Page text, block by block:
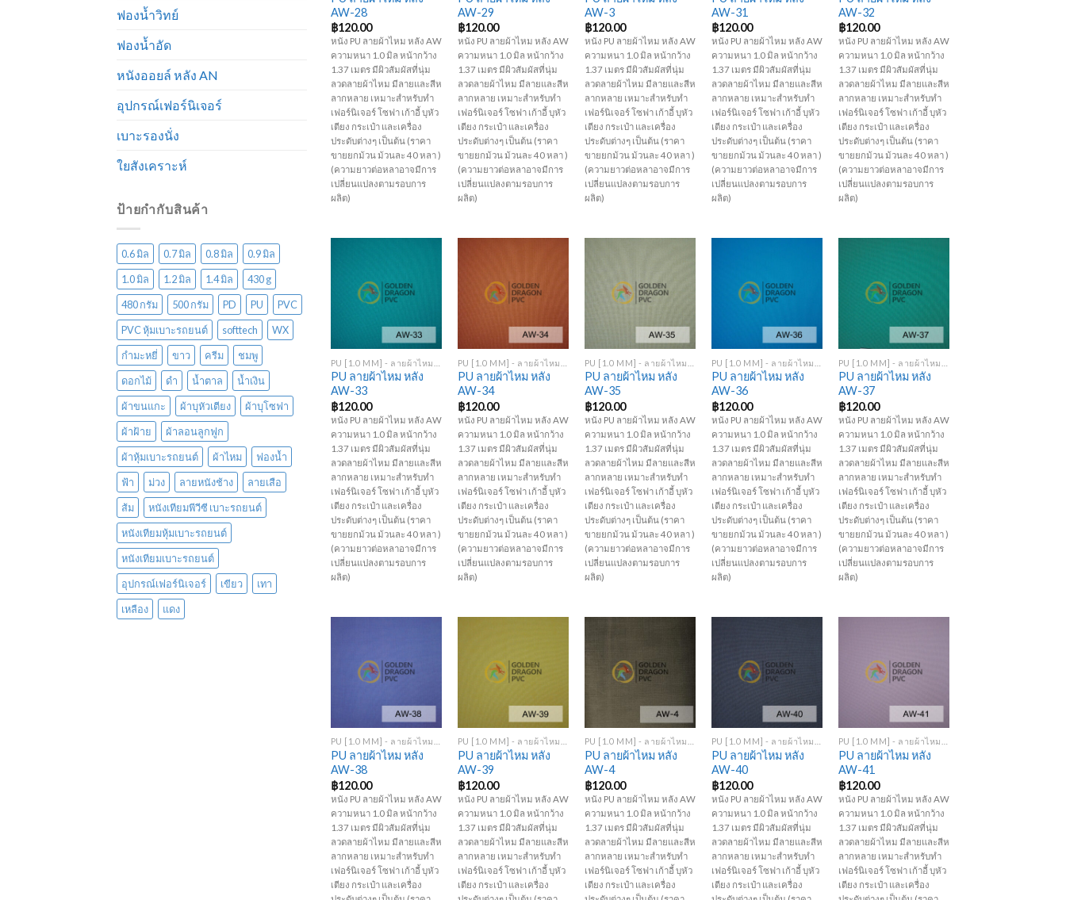
ฟองน้ำวิทย์
ฟองน้ำอัด
หนังออยล์ หลัง AN
อุปกรณ์เฟอร์นิเจอร์
เบาะรองนั่ง
ใยสังเคราะห์
ป้ายกำกับสินค้า
0.6 มิล 0.7 มิล 0.8 มิล
0.9 มิล
1.0 มิล
1.2 มิล 1.4 มิล
430 g
480 กรัม
500 กรัม PD PU
PVC
PVC หุ้มเบาะรถยนต์
softtech
WX
กำมะหยี่
ขาว ครีม
ชมพู
ดอกไม้
ดำ น้ำตาล
น้ำเงิน
ผ้าขนแกะ
ผ้าบุหัวเตียง
ผ้าบุโซฟา
ผ้าฝ้าย
ผ้าลอนลูกฟูก
ผ้าหุ้มเบาะรถยนต์
ผ้าไหม
ฟองน้ำ
ฟ้า
ม่วง ลายหนังช้าง
ลายเสือ
ส้ม
หนังเทียมพีวีซี เบาะรถยนต์
หนังเทียมหุ้มเบาะรถยนต์
หนังเทียมเบาะรถยนต์
อุปกรณ์เฟอร์นิเจอร์
เขียว
เทา
เหลือง
แดง
AW-28
฿120.00
หนัง PU ลายผ้าไหม หลัง AW
ความหนา 1.0 มิล หน้ากว้าง
1.37 เมตร มีผิวสัมผัสที่นุ่ม
ลวดลายผ้าไหม มีลายและสีห
ลากหลาย เหมาะสำหรับทำ
เฟอร์นิเจอร์ โซฟา เก้าอี้ บุหัว
เตียง กระเป๋า และเครื่อง
ประดับต่างๆ เป็นต้น (ราคา
ขายยกม้วน ม้วนละ 40 หลา )
(ความยาวต่อหลาอาจมีการ
เปลี่ยนแปลงตามรอบการ
ผลิต)
AW-29
฿120.00
หนัง PU ลายผ้าไหม หลัง AW
ความหนา 1.0 มิล หน้ากว้าง
1.37 เมตร มีผิวสัมผัสที่นุ่ม
ลวดลายผ้าไหม มีลายและสีห
ลากหลาย เหมาะสำหรับทำ
เฟอร์นิเจอร์ โซฟา เก้าอี้ บุหัว
เตียง กระเป๋า และเครื่อง
ประดับต่างๆ เป็นต้น (ราคา
ขายยกม้วน ม้วนละ 40 หลา )
(ความยาวต่อหลาอาจมีการ
เปลี่ยนแปลงตามรอบการ
ผลิต)
AW-3
฿120.00
หนัง PU ลายผ้าไหม หลัง AW
ความหนา 1.0 มิล หน้ากว้าง
1.37 เมตร มีผิวสัมผัสที่นุ่ม
ลวดลายผ้าไหม มีลายและสีห
ลากหลาย เหมาะสำหรับทำ
เฟอร์นิเจอร์ โซฟา เก้าอี้ บุหัว
เตียง กระเป๋า และเครื่อง
ประดับต่างๆ เป็นต้น (ราคา
ขายยกม้วน ม้วนละ 40 หลา )
(ความยาวต่อหลาอาจมีการ
เปลี่ยนแปลงตามรอบการ
ผลิต)
AW-31
฿120.00
หนัง PU ลายผ้าไหม หลัง AW
ความหนา 1.0 มิล หน้ากว้าง
1.37 เมตร มีผิวสัมผัสที่นุ่ม
ลวดลายผ้าไหม มีลายและสีห
ลากหลาย เหมาะสำหรับทำ
เฟอร์นิเจอร์ โซฟา เก้าอี้ บุหัว
เตียง กระเป๋า และเครื่อง
ประดับต่างๆ เป็นต้น (ราคา
ขายยกม้วน ม้วนละ 40 หลา )
(ความยาวต่อหลาอาจมีการ
เปลี่ยนแปลงตามรอบการ
ผลิต)
AW-32
฿120.00
หนัง PU ลายผ้าไหม หลัง AW
ความหนา 1.0 มิล หน้ากว้าง
1.37 เมตร มีผิวสัมผัสที่นุ่ม
ลวดลายผ้าไหม มีลายและสีห
ลากหลาย เหมาะสำหรับทำ
เฟอร์นิเจอร์ โซฟา เก้าอี้ บุหัว
เตียง กระเป๋า และเครื่อง
ประดับต่างๆ เป็นต้น (ราคา
ขายยกม้วน ม้วนละ 40 หลา )
(ความยาวต่อหลาอาจมีการ
เปลี่ยนแปลงตามรอบการ
ผลิต)
PU ลายผ้าไหม หลัง
AW-33
฿120.00
หนัง PU ลายผ้าไหม หลัง AW
ความหนา 1.0 มิล หน้ากว้าง
1.37 เมตร มีผิวสัมผัสที่นุ่ม
ลวดลายผ้าไหม มีลายและสีห
ลากหลาย เหมาะสำหรับทำ
เฟอร์นิเจอร์ โซฟา เก้าอี้ บุหัว
เตียง กระเป๋า และเครื่อง
ประดับต่างๆ เป็นต้น (ราคา
ขายยกม้วน ม้วนละ 40 หลา )
(ความยาวต่อหลาอาจมีการ
เปลี่ยนแปลงตามรอบการ
ผลิต)
PU ลายผ้าไหม หลัง
AW-34
฿120.00
หนัง PU ลายผ้าไหม หลัง AW
ความหนา 1.0 มิล หน้ากว้าง
1.37 เมตร มีผิวสัมผัสที่นุ่ม
ลวดลายผ้าไหม มีลายและสีห
ลากหลาย เหมาะสำหรับทำ
เฟอร์นิเจอร์ โซฟา เก้าอี้ บุหัว
เตียง กระเป๋า และเครื่อง
ประดับต่างๆ เป็นต้น (ราคา
ขายยกม้วน ม้วนละ 40 หลา )
(ความยาวต่อหลาอาจมีการ
เปลี่ยนแปลงตามรอบการ
ผลิต)
PU ลายผ้าไหม หลัง
AW-35
฿120.00
หนัง PU ลายผ้าไหม หลัง AW
ความหนา 1.0 มิล หน้ากว้าง
1.37 เมตร มีผิวสัมผัสที่นุ่ม
ลวดลายผ้าไหม มีลายและสีห
ลากหลาย เหมาะสำหรับทำ
เฟอร์นิเจอร์ โซฟา เก้าอี้ บุหัว
เตียง กระเป๋า และเครื่อง
ประดับต่างๆ เป็นต้น (ราคา
ขายยกม้วน ม้วนละ 40 หลา )
(ความยาวต่อหลาอาจมีการ
เปลี่ยนแปลงตามรอบการ
ผลิต)
PU ลายผ้าไหม หลัง
AW-36
฿120.00
หนัง PU ลายผ้าไหม หลัง AW
ความหนา 1.0 มิล หน้ากว้าง
1.37 เมตร มีผิวสัมผัสที่นุ่ม
ลวดลายผ้าไหม มีลายและสีห
ลากหลาย เหมาะสำหรับทำ
เฟอร์นิเจอร์ โซฟา เก้าอี้ บุหัว
เตียง กระเป๋า และเครื่อง
ประดับต่างๆ เป็นต้น (ราคา
ขายยกม้วน ม้วนละ 40 หลา )
(ความยาวต่อหลาอาจมีการ
เปลี่ยนแปลงตามรอบการ
ผลิต)
PU ลายผ้าไหม หลัง
AW-37
฿120.00
หนัง PU ลายผ้าไหม หลัง AW
ความหนา 1.0 มิล หน้ากว้าง
1.37 เมตร มีผิวสัมผัสที่นุ่ม
ลวดลายผ้าไหม มีลายและสีห
ลากหลาย เหมาะสำหรับทำ
เฟอร์นิเจอร์ โซฟา เก้าอี้ บุหัว
เตียง กระเป๋า และเครื่อง
ประดับต่างๆ เป็นต้น (ราคา
ขายยกม้วน ม้วนละ 40 หลา )
(ความยาวต่อหลาอาจมีการ
เปลี่ยนแปลงตามรอบการ
ผลิต)
PU ลายผ้าไหม หลัง
AW-38
฿120.00
หนัง PU ลายผ้าไหม หลัง AW
ความหนา 1.0 มิล หน้ากว้าง
1.37 เมตร มีผิวสัมผัสที่นุ่ม
ลวดลายผ้าไหม มีลายและสีห
ลากหลาย เหมาะสำหรับทำ
เฟอร์นิเจอร์ โซฟา เก้าอี้ บุหัว
เตียง กระเป๋า และเครื่อง
PU ลายผ้าไหม หลัง
AW-39
฿120.00
หนัง PU ลายผ้าไหม หลัง AW
ความหนา 1.0 มิล หน้ากว้าง
1.37 เมตร มีผิวสัมผัสที่นุ่ม
ลวดลายผ้าไหม มีลายและสีห
ลากหลาย เหมาะสำหรับทำ
เฟอร์นิเจอร์ โซฟา เก้าอี้ บุหัว
เตียง กระเป๋า และเครื่อง
PU ลายผ้าไหม หลัง
AW-4
฿120.00
หนัง PU ลายผ้าไหม หลัง AW
ความหนา 1.0 มิล หน้ากว้าง
1.37 เมตร มีผิวสัมผัสที่นุ่ม
ลวดลายผ้าไหม มีลายและสีห
ลากหลาย เหมาะสำหรับทำ
เฟอร์นิเจอร์ โซฟา เก้าอี้ บุหัว
เตียง กระเป๋า และเครื่อง
PU ลายผ้าไหม หลัง
AW-40
฿120.00
หนัง PU ลายผ้าไหม หลัง AW
ความหนา 1.0 มิล หน้ากว้าง
1.37 เมตร มีผิวสัมผัสที่นุ่ม
ลวดลายผ้าไหม มีลายและสีห
ลากหลาย เหมาะสำหรับทำ
เฟอร์นิเจอร์ โซฟา เก้าอี้ บุหัว
เตียง กระเป๋า และเครื่อง
PU ลายผ้าไหม หลัง
AW-41
฿120.00
หนัง PU ลายผ้าไหม หลัง AW
ความหนา 1.0 มิล หน้ากว้าง
1.37 เมตร มีผิวสัมผัสที่นุ่ม
ลวดลายผ้าไหม มีลายและสีห
ลากหลาย เหมาะสำหรับทำ
เฟอร์นิเจอร์ โซฟา เก้าอี้ บุหัว
เตียง กระเป๋า และเครื่อง